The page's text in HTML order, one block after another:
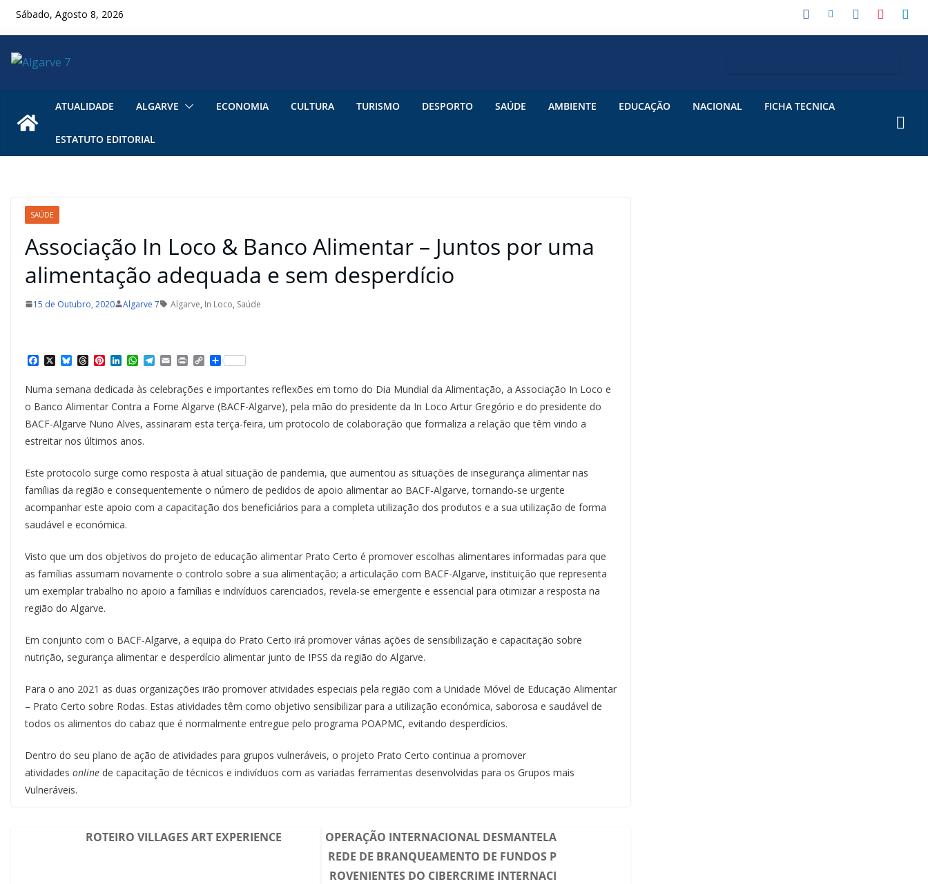
SkipSábado, Agosto 8, 2026
ATUALIDADE ALGARVE ECONOMIA CULTURA TURISMO DESPORTO SAÚDE AMBIENTE EDUCAÇÃO NACIONAL FICHA TECNICA
ESTATUTO EDITORIAL
SAÚDE
Associação In Loco & Banco Alimentar – Juntos por uma
alimentação adequada e sem desperdício
15 de Outubro, 2020 Algarve 7 Algarve, In Loco, Saúde
a
e
b
o
o
k
X B
e
s
k
y
T
h
e
a
d
s
P
n
t
e
r
e
s
t
L
n
k
e
d
I
n
W
h
a
t
s
A
p
p
T
e
e
g
a
E
m
i
l
P
i
n
t
C
o
y
L
i
n
S
h
r
e
Numa semana dedicada às celebrações e importantes reflexões em torno do Dia Mundial da Alimentação, a Associação In Loco e
o Banco Alimentar Contra a Fome Algarve (BACF-Algarve), pela mão do presidente da In Loco Artur Gregório e do presidente do
BACF-Algarve Nuno Alves, assinaram esta terça-feira, um protocolo de colaboração que formaliza a relação que têm vindo a
estreitar nos últimos anos.
Este protocolo surge como resposta à atual situação de pandemia, que aumentou as situações de insegurança alimentar nas
famílias da região e consequentemente o número de pedidos de apoio alimentar ao BACF-Algarve, tornando-se urgente
acompanhar este apoio com a capacitação dos beneficiários para a completa utilização dos produtos e a sua utilização de forma
saudável e económica.
Visto que um dos objetivos do projeto de educação alimentar Prato Certo é promover escolhas alimentares informadas para que
as famílias assumam novamente o controlo sobre a sua alimentação; a articulação com BACF-Algarve, instituição que representa
um exemplar trabalho no apoio a famílias e indivíduos carenciados, revela-se emergente e essencial para otimizar a resposta na
região do Algarve.
Em conjunto com o BACF-Algarve, a equipa do Prato Certo irá promover várias ações de sensibilização e capacitação sobre
nutrição, segurança alimentar e desperdício alimentar junto de IPSS da região do Algarve.
Para o ano 2021 as duas organizações irão promover atividades especiais pela região com a Unidade Móvel de Educação Alimentar
– Prato Certo sobre Rodas. Estas atividades têm como objetivo sensibilizar para a utilização económica, saborosa e saudável de
todos os alimentos do cabaz que é normalmente entregue pelo programa POAPMC, evitando desperdícios.
Dentro do seu plano de ação de atividades para grupos vulneráveis, o projeto Prato Certo continua a promover
atividades online de capacitação de técnicos e indivíduos com as variadas ferramentas desenvolvidas para os Grupos mais
Vulneráveis.
ROTEIRO VILLAGES ART EXPERIENCE
OPERAÇÃO INTERNACIONAL DESMANTELA
REDE DE BRANQUEAMENTO DE FUNDOS P
ROVENIENTES DO CIBERCRIME INTERNACI